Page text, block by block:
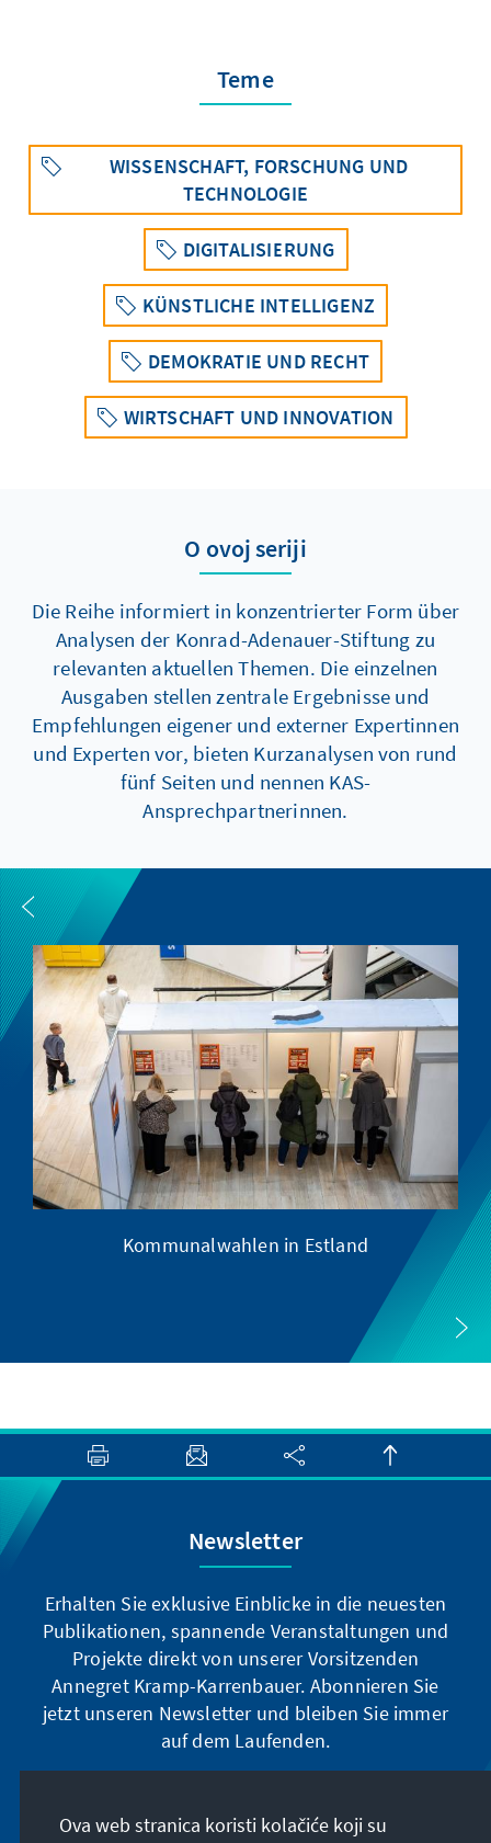
Teme
WISSENSCHAFT, FORSCHUNG UND
TECHNOLOGIE
DIGITALISIERUNG
KÜNSTLICHE INTELLIGENZ
DEMOKRATIE UND RECHT
WIRTSCHAFT UND INNOVATION
O ovoj seriji
Die Reihe informiert in konzentrierter Form über
Analysen der Konrad-Adenauer-Stiftung zu
relevanten aktuellen Themen. Die einzelnen
Ausgaben stellen zentrale Ergebnisse und
Empfehlungen eigener und externer Expertinnen
und Experten vor, bieten Kurzanalysen von rund
fünf Seiten und nennen KAS-
Ansprechpartnerinnen.
Kommunalwahlen in Estland
Newsletter
Erhalten Sie exklusive Einblicke in die neuesten
Publikationen, spannende Veranstaltungen und
Projekte direkt von unserer Vorsitzenden
Annegret Kramp-Karrenbauer. Abonnieren Sie
jetzt unseren Newsletter und bleiben Sie immer
auf dem Laufenden.
Ova web stranica koristi kolačiće koji su